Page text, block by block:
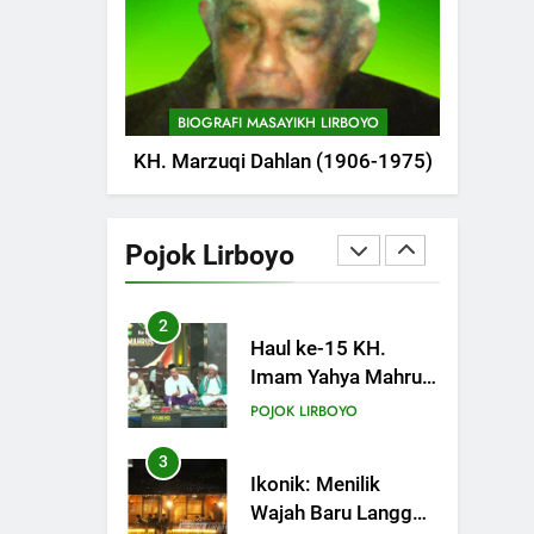
BIOGRAFI MASAYIKH LIRBOYO
KH. Marzuqi Dahlan (1906-1975)
Pojok Lirboyo
Pameran
Silaturahi dan
Istighosah Bersama
Kapolda Jawa Timur
POJOK LIRBOYO
1
Almarhum
Almaghfurlah KH.
POJOK LIRBOYO
2
Haul ke-15 KH.
Imam Yahya Mahrus
Digelar di PP Al
POJOK LIRBOYO
3
Ikonik: Menilik
Wajah Baru Langgar